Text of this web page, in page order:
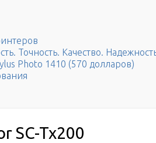
Точность. Качество.
Photo 1410 (570 долларов)
SC-Tx200